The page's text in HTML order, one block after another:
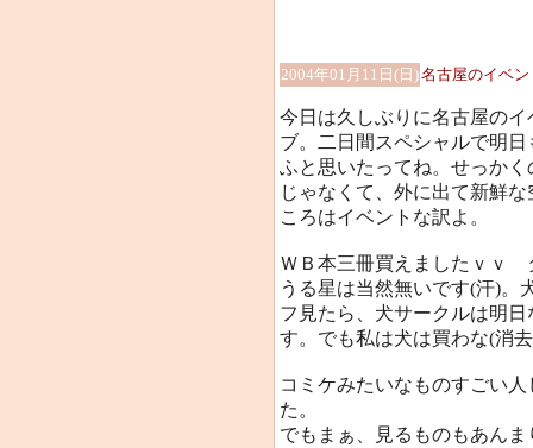
2004年01月11日(日)名古屋のイベ
今日は久しぶりに名古屋の
ブ。二日間スペシャルで明
ふと思いたってね。せっか
じゃなくて、外に出て新鮮
ころはイベントな訳よ。
ＷＢ本三冊買えましたｖｖ
うる星は当然無いです(汗)。
フ見たら、犬サークルは明
す。でも私は犬は買わな(消
コミケみたいなものすごい
た。
でもまぁ、見るものもあん